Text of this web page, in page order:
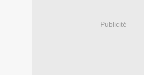
Publicité